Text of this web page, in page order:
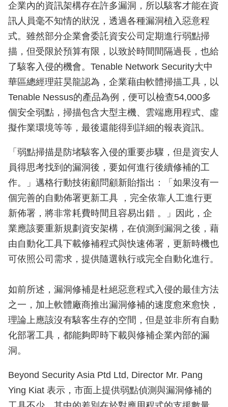
企業內的資訊架構存在許多漏洞，所以駭客才能在資
訊人員毫不知情的狀況，透過各種漏洞植入惡意程
式。雖然部分企業會委託資安公司定期進行弱點掃
描，但受限於預算有限，以致於時間間隔過長，也給
了駭客入侵的機會。Tenable Network Security大中
華區總經理莊昊龍認為，企業藉由軟體掃描工具，以
Tenable Nessus的產品為例，便可以檢查54,000多
個安全弱點，掃描包含大型主機、雲端應用程式、虛
擬作業環境等等，最後還能得到詳細的報表資訊。
「弱點掃描是防堵駭客入侵的重要步驟，但是資安人
員得思考找到的漏洞後，要如何進行後續修補的工
作。」邁格行動技術顧問顧新貽指出：「如果沒有一
個完善的自動佈署更新工具 ，完全依靠人工進行更
新佈署，將非常耗費時間且容易出錯 。」因此，企
業應該要重新規劃資安架構，在偵測到漏洞之後，藉
由自動化工具下載修補程式與快速佈署，更新時機也
可依照公司需求，提供隨選執行或完全自動化進行。
如前所述，漏洞修補是杜絕惡意程式入侵的最佳方法
之一，加上軟體廠商推出漏洞修補的速度愈來愈快，
理論上應該沒有駭客生存的空間，但是並非所有自動
化部署工具，都能夠即時下載與修補企業內部的漏
洞。
Beyond Security Asia Ptd Ltd, Director Mr. Pang
Ying Kiat 表示，市面上提供弱點偵測與漏洞修補的